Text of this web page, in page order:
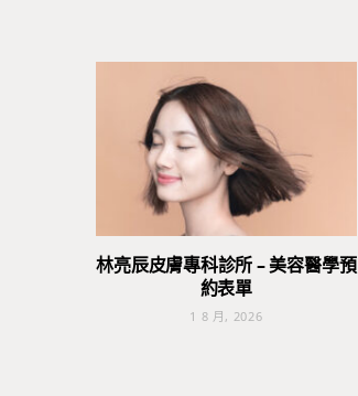
林亮辰皮膚專科診所 – 美容醫學預
約表單
1 8 月, 2026